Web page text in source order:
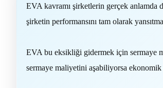
EVA kavramı şirketlerin gerçek anlamda
şirketin performansını tam olarak
EVA bu eksikliği gidermek için sermaye
sermaye maliyetini aşabiliyorsa ekonomik